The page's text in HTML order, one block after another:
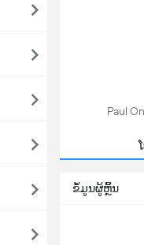
Paul
ຂໍ້ມູນຜູ້ຫຼິ້ນ